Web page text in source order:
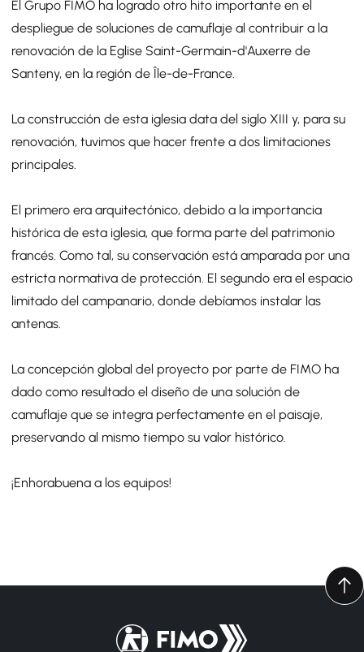
El Grupo FIMO ha logrado otro hito importante en el
despliegue de soluciones de camuflaje al contribuir a la
renovación de la Eglise Saint-Germain-d'Auxerre de
Santeny, en la región de Île-de-France.
La construcción de esta iglesia data del siglo XIII y, para su
renovación, tuvimos que hacer frente a dos limitaciones
principales.
El primero era arquitectónico, debido a la importancia
histórica de esta iglesia, que forma parte del patrimonio
francés. Como tal, su conservación está amparada por una
estricta normativa de protección. El segundo era el espacio
limitado del campanario, donde debíamos instalar las
antenas.
La concepción global del proyecto por parte de FIMO ha
dado como resultado el diseño de una solución de
camuflaje que se integra perfectamente en el paisaje,
preservando al mismo tiempo su valor histórico.
¡Enhorabuena a los equipos!
Volver a la página principal